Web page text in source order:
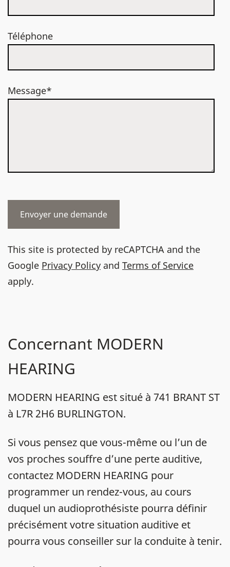
Téléphone
Message*
This site is protected by reCAPTCHA and the
Google Privacy Policy and Terms of Service
apply.
Concernant MODERN
HEARING
MODERN HEARING est situé à 741 BRANT ST
à L7R 2H6 BURLINGTON.
Si vous pensez que vous-même ou l’un de
vos proches souffre d’une perte auditive,
contactez MODERN HEARING pour
programmer un rendez-vous, au cours
duquel un audioprothésiste pourra définir
précisément votre situation auditive et
pourra vous conseiller sur la conduite à tenir.